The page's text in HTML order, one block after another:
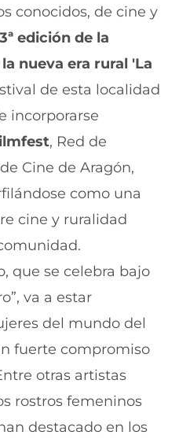
conocidos, de cine y
3ª edición de la
nueva era rural 'La
de esta localidad
incorporarse
, Red de
Cine de Aragón,
como una
cine y ruralidad
que se celebra bajo
va a estar
del mundo del
fuerte compromiso
otras artistas
rostros femeninos
destacado en los